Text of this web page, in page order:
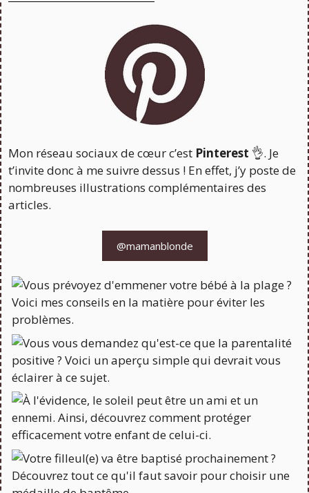
Mon réseau sociaux de cœur c’est Pinterest 👌. Je
t’invite donc à me suivre dessus ! En effet, j’y poste de
nombreuses illustrations complémentaires des
articles.
@mamanblonde